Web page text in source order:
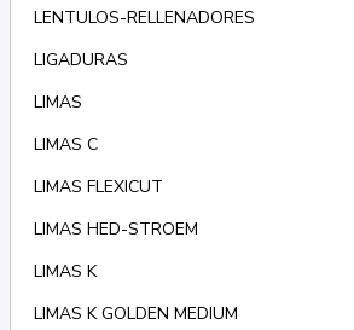
LENTULOS-RELLENADORES
LIGADURAS
LIMAS
LIMAS C
LIMAS FLEXICUT
LIMAS HED-STROEM
LIMAS K
LIMAS K GOLDEN MEDIUM